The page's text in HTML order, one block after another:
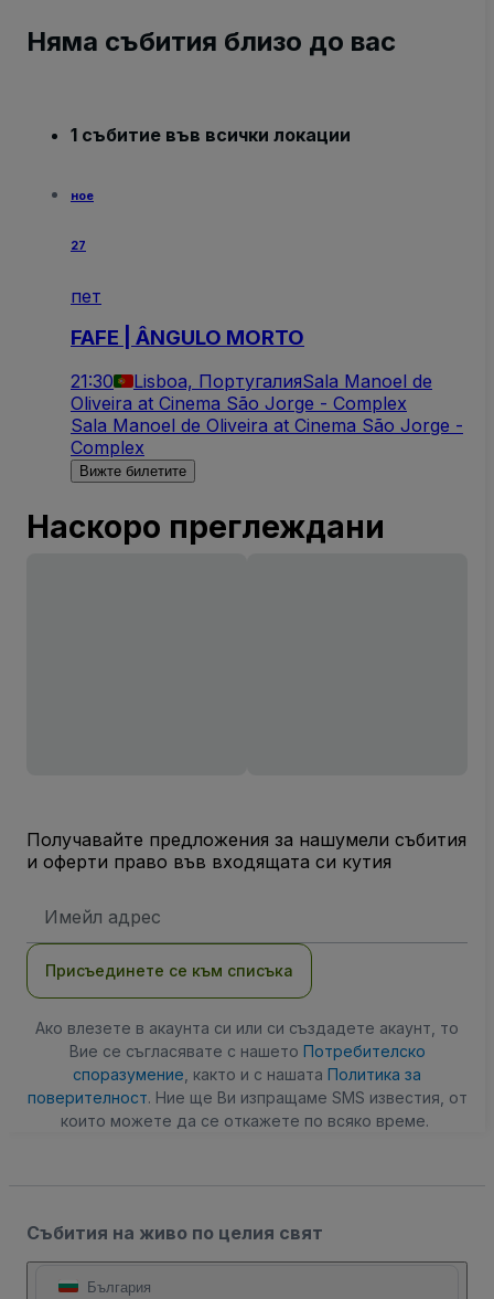
Няма събития близо до вас
1 събитие във всички локации
ное
27
пет
FAFE | ÂNGULO MORTO
21:30 Lisboa, ПортугалияSala Manoel de
Oliveira at Cinema São Jorge - Complex
Sala Manoel de Oliveira at Cinema São Jorge -
Complex
Вижте билетите
Наскоро преглеждани
Получавайте предложения за нашумели събития
и оферти право във входящата си кутия
адрес
Присъединете се към списъка
Ако влезете в акаунта си или си създадете акаунт, то
Вие се съгласявате с нашето Потребителско
споразумение , както и с нашата Политика за
поверителност. Ние ще Ви изпращаме SMS известия, от
които можете да се откажете по всяко време.
Събития на живо по целия свят
България